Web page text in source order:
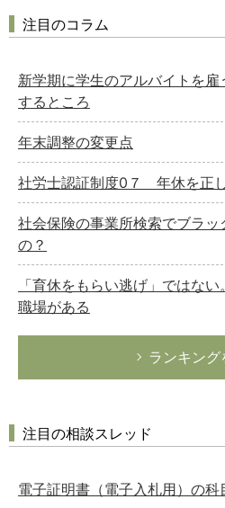
注目のコラム
新学期に学生のアルバイトを
するところ
年末調整の変更点
社労士認証制度0７ 年休を正
社会保険の事業所検索でブラ
の？
「育休をもらい逃げ」ではな
職場がある
ランキング
注目の相談スレッド
電子証明書（電子入札用）の科